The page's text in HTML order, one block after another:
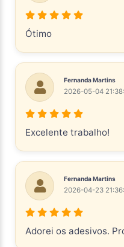
Ótimo
Fernanda Martins
2026-05-04
Excelente trabalho!
Fernanda Martins
2026-04-23
Adorei os adesivos.